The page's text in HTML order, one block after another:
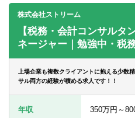
公
監査
株式会社ストリーム
【税務・会計コンサルタ
ネージャー｜勉強中・税
上場企業も複数クライアントに抱える少数
サル両方の経験が積める求人です！！
年収 350万円～